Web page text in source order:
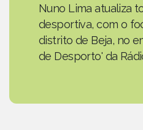
Nuno Lima atualiza
desportiva, com o
distrito de Beja, no
de Desporto' da